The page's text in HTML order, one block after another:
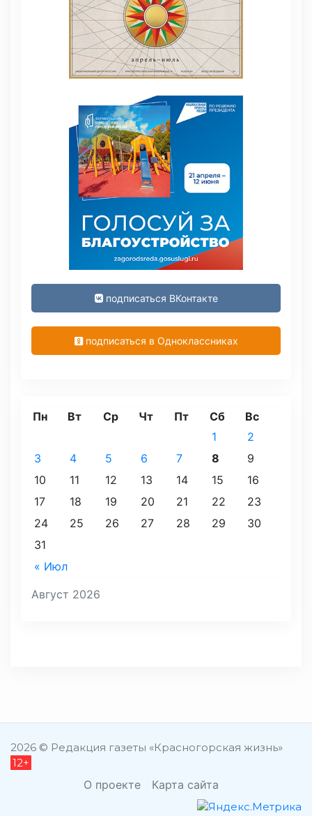
подписаться ВКонтакте
подписаться в Одноклассниках
Август 2026
Пн Вт Ср Чт Пт Сб Вс
« Июл
1
2
3
4 5 6 7 8
9
10
11 12 13 14 15
16
17
18 19 20 21 22
23
24
25 26 27 28 29
30
31
2026 © Редакция газеты «Красногорская жизнь»
12+
О проекте Карта сайта